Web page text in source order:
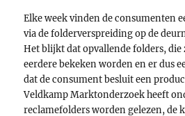
Elke week vinden de consumenten
via de folderverspreiding op de
Het blijkt dat opvallende folders, die
eerdere bekeken worden en er dus
dat de consument besluit een
Veldkamp Marktonderzoek heeft
reclamefolders worden gelezen, de